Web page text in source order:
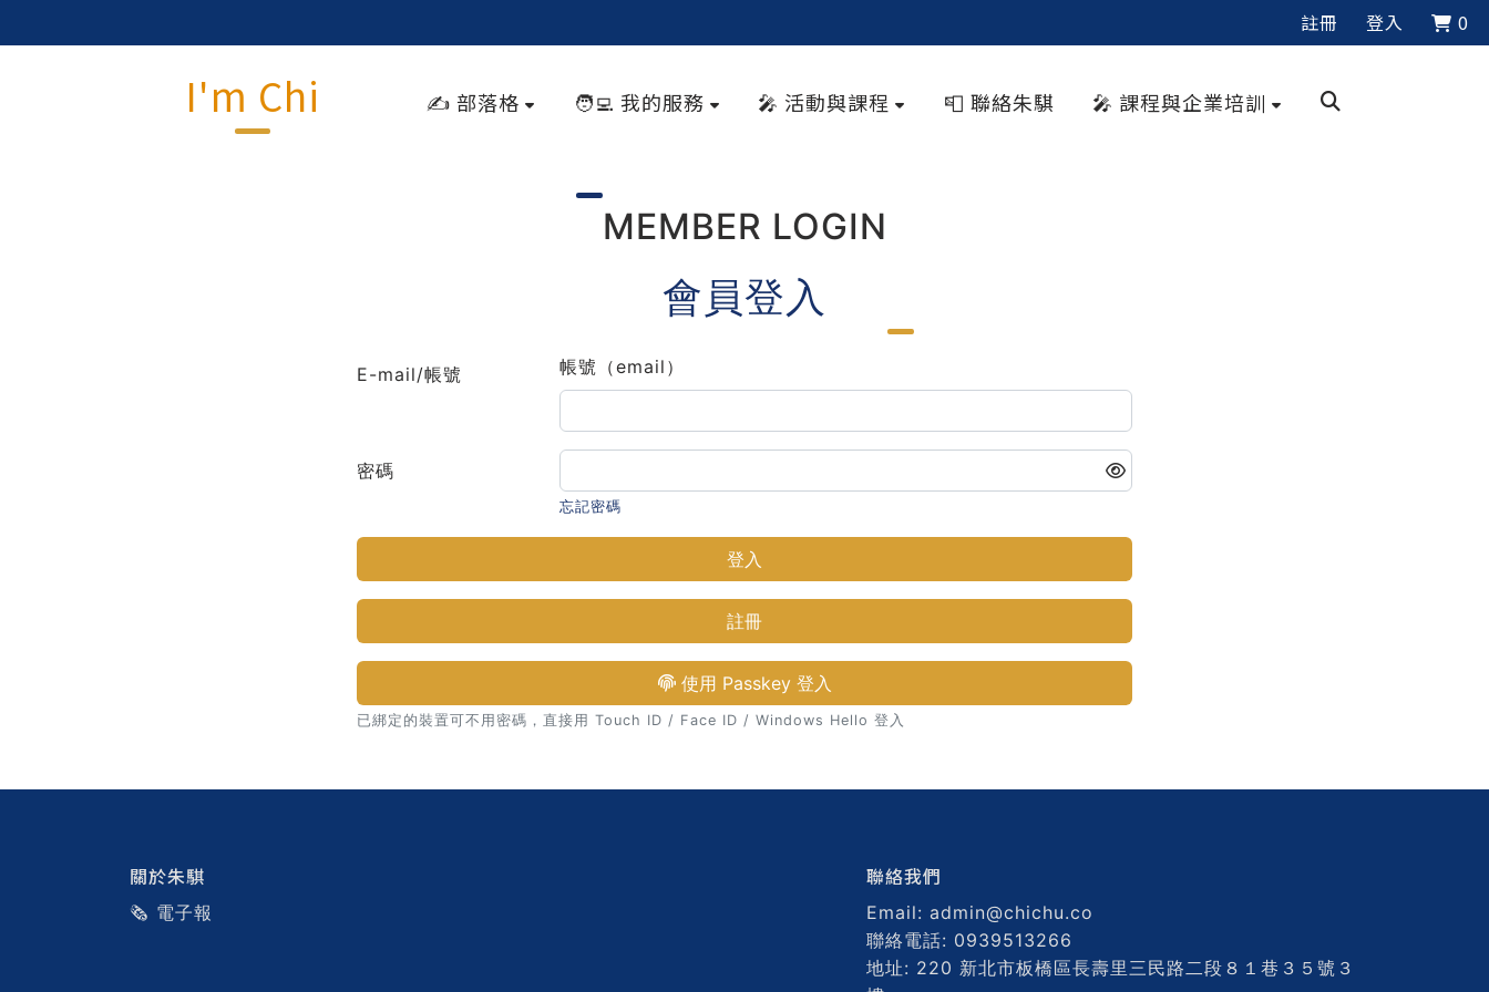
註冊 登入 0
I'm Chi ✍️ 部落格 🧑‍💻 我的服務 🎤 活動與課程 📮 聯絡朱騏 🎤 課程與企業培訓
MEMBER LOGIN
會員登入
E-mail/帳號 帳號（email）
密碼
忘記密碼
登入
註冊
使用 Passkey 登入
已綁定的裝置可不用密碼，直接用 Touch ID / Face ID / Windows Hello 登入
關於朱騏
🗞️ 電子報
聯絡我們
Email: admin@chichu.co
聯絡電話: 0939513266
地址: 220 新北市板橋區長壽里三民路二段８１巷３５號３